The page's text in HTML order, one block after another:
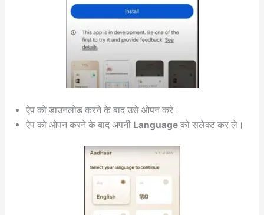
ऐप को डाउनलोड करने के बाद उसे ओपन करे।
ऐप को ओपन करने के बाद अपनी Languageको सलेक्ट कर ले।